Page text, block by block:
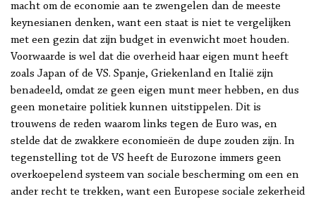
macht om de economie aan te zwengelen dan de meeste
keynesianen denken, want een staat is niet te vergelijken
met een gezin dat zijn budget in evenwicht moet houden.
Voorwaarde is wel dat die overheid haar eigen munt heeft
zoals Japan of de VS. Spanje, Griekenland en Italië zijn
benadeeld, omdat ze geen eigen munt meer hebben, en dus
geen monetaire politiek kunnen uitstippelen. Dit is
trouwens de reden waarom links tegen de Euro was, en
stelde dat de zwakkere economieën de dupe zouden zijn. In
tegenstelling tot de VS heeft de Eurozone immers geen
overkoepelend systeem van sociale bescherming om een en
ander recht te trekken, want een Europese sociale zekerheid